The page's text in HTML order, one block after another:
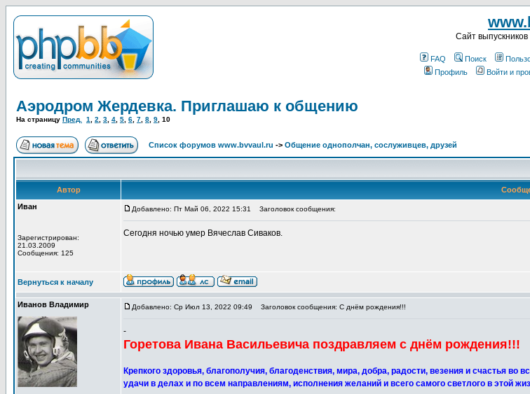
Cайт
FAQ Поиск
Профиль
Войти и
Аэродром Жердевка. Приглашаю к общению
На страницу Пред. 1 2 3 4 5 6 7 8 9 10
Список форумов www.bvvaul.ru -> Общение однополчан, сослуживцев, друзей
Автор
Иван
Зарегистрирован:
21.03.2009
Сообщения: 125
Добавлено: Пт Май 06, 2022 15:31 Заголовок сообщения:
Сегодня ночью умер Вячеслав Сиваков.
Вернуться к началу
Иванов Владимир Добавлено: Ср Июл 13, 2022 09:49 Заголовок сообщения: С днём рождения!!!
-
Горетова Ивана Васильевича поздравляем с днём рождения!!!
Крепкого здоровья, благополучия, благоденствия, мира, добра, радости, везения и счастья во
удачи в делах и по всем направлениям, исполнения желаний и всего самого светлого в этой